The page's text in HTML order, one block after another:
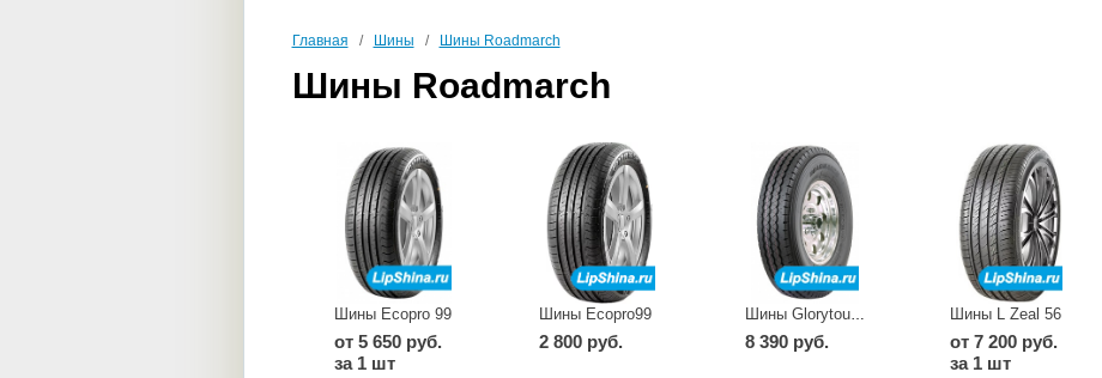
Главная / Шины / Шины Roadmarch
Шины Roadmarch
Шины Ecopro 99
от 5 650 руб.
за 1 шт
Шины Ecopro99
2 800 руб.
Шины Glorytour 52
8 390 руб.
Шины L Zeal 56
от 7 200 руб.
за 1 шт